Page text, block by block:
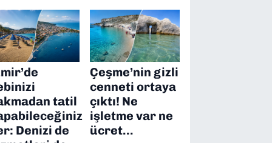
tatil
Denizi de
Çeşme’nin gizli
cenneti ortaya
çıktı! Ne
işletme var ne
ücret…